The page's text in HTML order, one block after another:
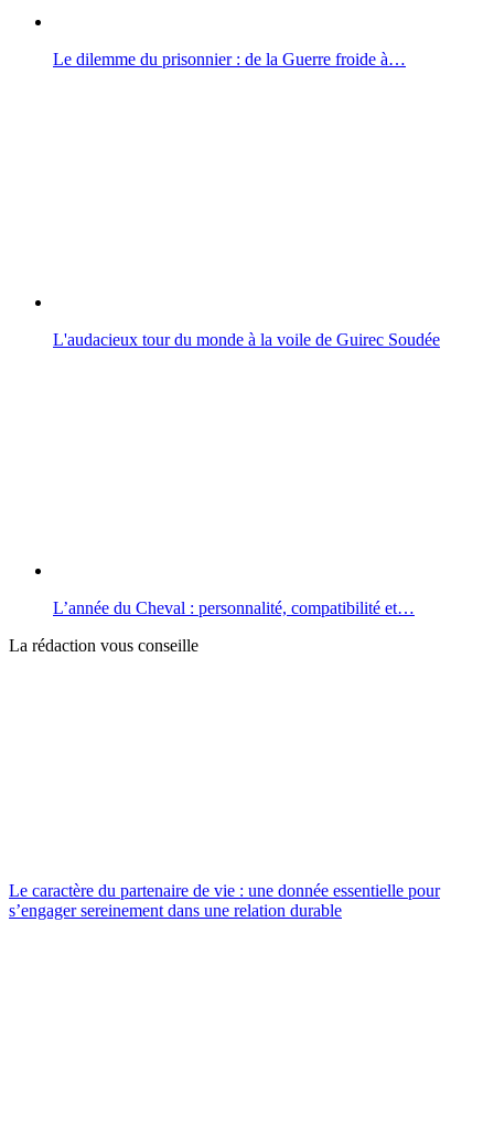
Le dilemme du prisonnier : de la Guerre froide à…
L'audacieux tour du monde à la voile de Guirec Soudée
L’année du Cheval : personnalité, compatibilité et…
La rédaction vous conseille
Le caractère du partenaire de vie : une donnée essentielle pour
s’engager sereinement dans une relation durable